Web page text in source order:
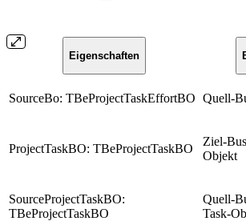
Eigenschaften
SourceBo: TBeProjectTaskEffortBO Quell-
ProjectTaskBO: TBeProjectTaskBO
Ziel-
Objekt
SourceProjectTaskBO:
TBeProjectTaskBO
Quell-
Task-